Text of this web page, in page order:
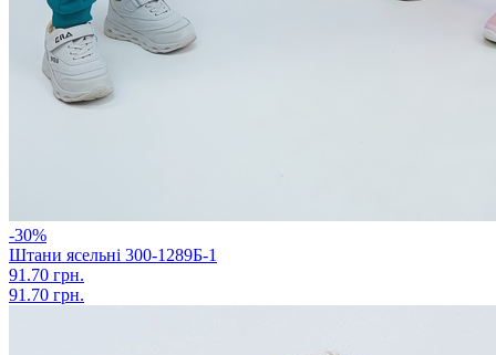
-30%
Штани ясельні 300-1289Б-1
91.70 грн.
91.70 грн.